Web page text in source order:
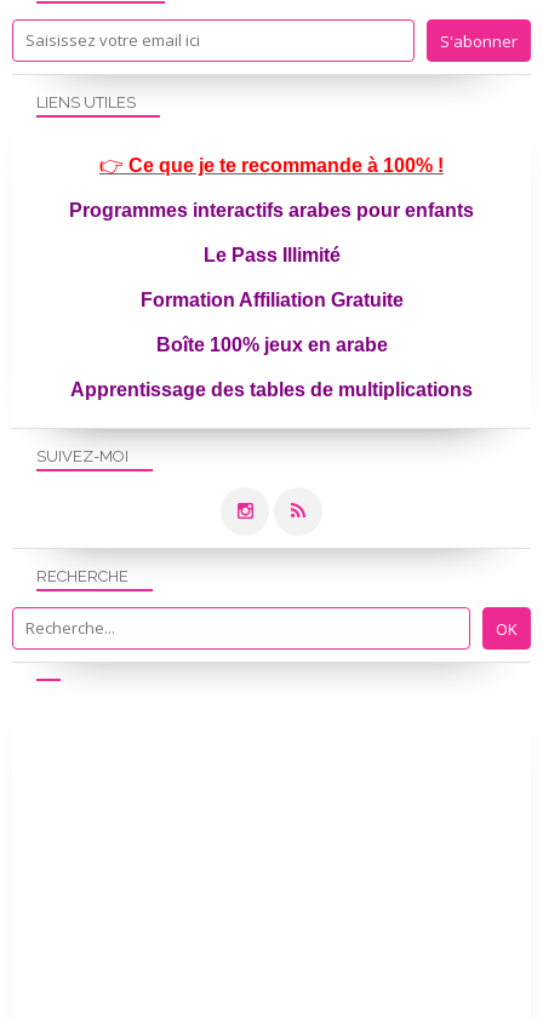
SUIVEZ-MOI
RECHERCHE
LIENS UTILES
👉 Ce que je te recommande à 100% !
Programmes interactifs arabes pour enfants
Le Pass Illimité
Formation Affiliation Gratuite
Boîte 100% jeux en arabe
Apprentissage des tables de multiplications